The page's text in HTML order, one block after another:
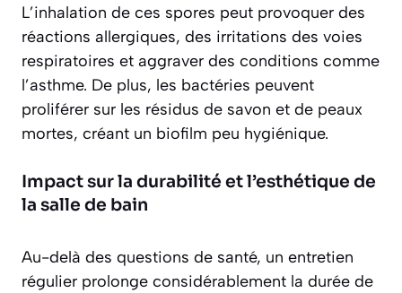
L’inhalation de ces spores peut provoquer des
réactions allergiques, des irritations des voies
respiratoires et aggraver des conditions comme
l’asthme. De plus, les bactéries peuvent
proliférer sur les résidus de savon et de peaux
mortes, créant un biofilm peu hygiénique.
Impact sur la durabilité et l’esthétique de
la salle de bain
Au-delà des questions de santé, un entretien
régulier prolonge considérablement la durée de